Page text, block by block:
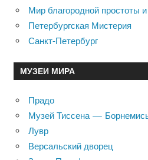
Мир благородной простоты
Петербургская Мистерия
Санкт-Петербург
МУЗЕИ МИРА
Прадо
Музей Тиссена —
Лувр
Версальский дворец